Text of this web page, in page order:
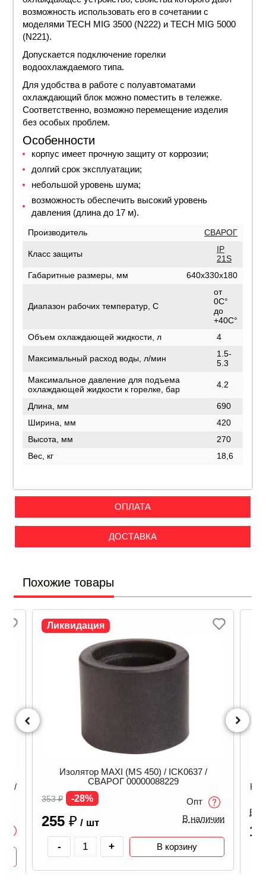
возможность использовать его в сочетании с
моделями TECH MIG 3500 (N222) и TECH MIG 5000
(N221).
Допускается подключение горелки
водоохлаждаемого типа.
Для удобства в работе с полуавтоматами
охлаждающий блок можно поместить в тележке.
Соответственно, возможно перемещение изделия
без особых проблем.
Особенности
корпус имеет прочную защиту от коррозии;
долгий срок эксплуатации;
небольшой уровень шума;
возможность обеспечить высокий уровень
давления (длина до 17 м).
Производитель СВАРОГ
Класс защиты
IP
21S
Габаритные размеры, мм
640x330x180
Диапазон рабочих температур, С
от
0C°
до
+40C°
Объем охлаждающей жидкости, л
4
Максимальный расход воды, л/мин
1.5-
5.3
Максимальное давление для подъема
охлаждающей жидкости к горелке, бар
4.2
Длина, мм
690
Ширина, мм
420
Высота, мм
270
Вес, кг
18,6
ОПЛАТА
ДОСТАВКА
Похожие товары
/
Ликвидация
Изолятор MAXI (MS 450) / ICK0637 /
СВАРОГ 00000088229
353₽ -28%
255 ₽ / шт
Опт
В наличии
- + В корзину
В
1